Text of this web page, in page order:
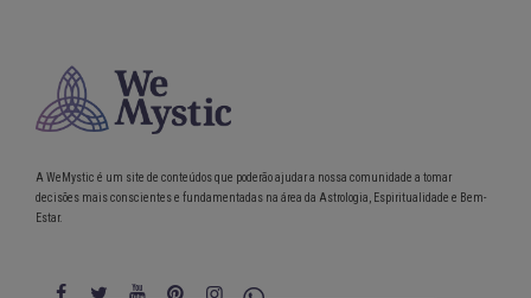
A WeMystic é um site de conteúdos que poderão ajudar a nossa comunidade a tomar
decisões mais conscientes e fundamentadas na área da Astrologia, Espiritualidade e Bem-
Estar.